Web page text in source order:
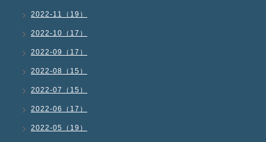
2022-11（19）
2022-10（17）
2022-09（17）
2022-08（15）
2022-07（15）
2022-06（17）
2022-05（19）